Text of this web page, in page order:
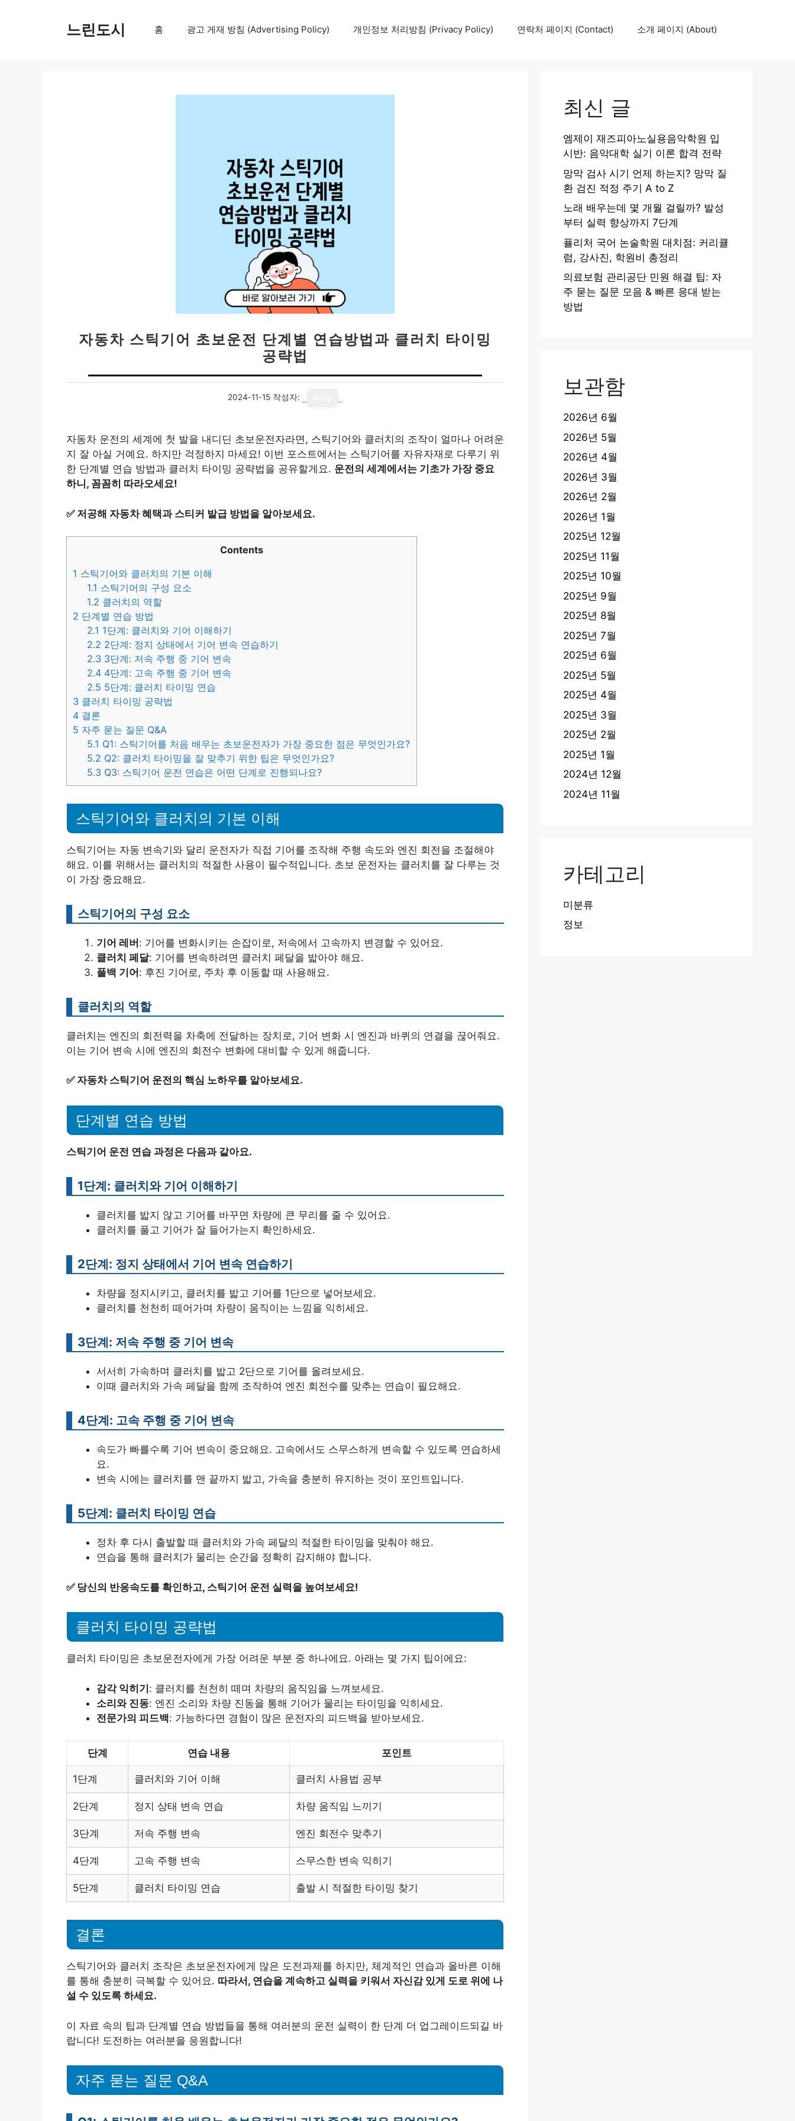
느린도시 홈 광고 게재 방침 (Advertising Policy) 개인정보 처리방침 (Privacy Policy) 연락처 페이지 (Contact) 소개 페이지 (About)
자동차 스틱기어 초보운전 단계별 연습방법과 클러치 타이밍
공략법
2024-11-15 작성자:
자동차 운전의 세계에 첫 발을 내디딘 초보운전자라면, 스틱기어와 클러치의 조작이 얼마나 어려운
지 잘 아실 거예요. 하지만 걱정하지 마세요! 이번 포스트에서는 스틱기어를 자유자재로 다루기 위
한 단계별 연습 방법과 클러치 타이밍 공략법을 공유할게요. 운전의 세계에서는 기초가 가장 중요
하니, 꼼꼼히 따라오세요!
✅ 저공해 자동차 혜택과 스티커 발급 방법을 알아보세요.
Contents
1 스틱기어와 클러치의 기본 이해
1.1 스틱기어의 구성 요소
1.2 클러치의 역할
2 단계별 연습 방법
2.1 1단계: 클러치와 기어 이해하기
2.2 2단계: 정지 상태에서 기어 변속 연습하기
2.3 3단계: 저속 주행 중 기어 변속
2.4 4단계: 고속 주행 중 기어 변속
2.5 5단계: 클러치 타이밍 연습
3 클러치 타이밍 공략법
4 결론
5 자주 묻는 질문 Q&A
5.1 Q1: 스틱기어를 처음 배우는 초보운전자가 가장 중요한 점은 무엇인가요?
5.2 Q2: 클러치 타이밍을 잘 맞추기 위한 팁은 무엇인가요?
5.3 Q3: 스틱기어 운전 연습은 어떤 단계로 진행되나요?
스틱기어와 클러치의 기본 이해
스틱기어는 자동 변속기와 달리 운전자가 직접 기어를 조작해 주행 속도와 엔진 회전을 조절해야
해요. 이를 위해서는 클러치의 적절한 사용이 필수적입니다. 초보 운전자는 클러치를 잘 다루는 것
이 가장 중요해요.
스틱기어의 구성 요소
기어 레버: 기어를 변화시키는 손잡이로, 저속에서 고속까지 변경할 수 있어요.
클러치 페달: 기어를 변속하려면 클러치 페달을 밟아야 해요.
풀백 기어: 후진 기어로, 주차 후 이동할 때 사용해요.
클러치의 역할
클러치는 엔진의 회전력을 차축에 전달하는 장치로, 기어 변화 시 엔진과 바퀴의 연결을 끊어줘요.
이는 기어 변속 시에 엔진의 회전수 변화에 대비할 수 있게 해줍니다.
✅ 자동차 스틱기어 운전의 핵심 노하우를 알아보세요.
단계별 연습 방법
스틱기어 운전 연습 과정은 다음과 같아요.
1단계: 클러치와 기어 이해하기
클러치를 밟지 않고 기어를 바꾸면 차량에 큰 무리를 줄 수 있어요.
클러치를 풀고 기어가 잘 들어가는지 확인하세요.
2단계: 정지 상태에서 기어 변속 연습하기
차량을 정지시키고, 클러치를 밟고 기어를 1단으로 넣어보세요.
클러치를 천천히 떼어가며 차량이 움직이는 느낌을 익히세요.
3단계: 저속 주행 중 기어 변속
서서히 가속하며 클러치를 밟고 2단으로 기어를 올려보세요.
이때 클러치와 가속 페달을 함께 조작하여 엔진 회전수를 맞추는 연습이 필요해요.
4단계: 고속 주행 중 기어 변속
속도가 빠를수록 기어 변속이 중요해요. 고속에서도 스무스하게 변속할 수 있도록 연습하세
요.
변속 시에는 클러치를 맨 끝까지 밟고, 가속을 충분히 유지하는 것이 포인트입니다.
5단계: 클러치 타이밍 연습
정차 후 다시 출발할 때 클러치와 가속 페달의 적절한 타이밍을 맞춰야 해요.
연습을 통해 클러치가 물리는 순간을 정확히 감지해야 합니다.
✅ 당신의 반응속도를 확인하고, 스틱기어 운전 실력을 높여보세요!
클러치 타이밍 공략법
클러치 타이밍은 초보운전자에게 가장 어려운 부분 중 하나에요. 아래는 몇 가지 팁이에요:
감각 익히기: 클러치를 천천히 떼며 차량의 움직임을 느껴보세요.
소리와 진동: 엔진 소리와 차량 진동을 통해 기어가 물리는 타이밍을 익히세요.
전문가의 피드백: 가능하다면 경험이 많은 운전자의 피드백을 받아보세요.
단계 연습 내용 포인트
1단계 클러치와 기어 이해 클러치 사용법 공부
2단계 정지 상태 변속 연습 차량 움직임 느끼기
3단계 저속 주행 변속 엔진 회전수 맞추기
4단계 고속 주행 변속 스무스한 변속 익히기
5단계 클러치 타이밍 연습 출발 시 적절한 타이밍 찾기
결론
스틱기어와 클러치 조작은 초보운전자에게 많은 도전과제를 하지만, 체계적인 연습과 올바른 이해
를 통해 충분히 극복할 수 있어요. 따라서, 연습을 계속하고 실력을 키워서 자신감 있게 도로 위에 나
설 수 있도록 하세요.
이 자료 속의 팁과 단계별 연습 방법들을 통해 여러분의 운전 실력이 한 단계 더 업그레이드되길 바
랍니다! 도전하는 여러분을 응원합니다!
자주 묻는 질문 Q&A
최신 글
엠제이 재즈피아노실용음악학원 입
시반: 음악대학 실기 이론 합격 전략
망막 검사 시기 언제 하는지? 망막 질
환 검진 적정 주기 A to Z
노래 배우는데 몇 개월 걸릴까? 발성
부터 실력 향상까지 7단계
퓰리처 국어 논술학원 대치점: 커리큘
럼, 강사진, 학원비 총정리
의료보험 관리공단 민원 해결 팁: 자
주 묻는 질문 모음 & 빠른 응대 받는
방법
보관함
2026년 6월
2026년 5월
2026년 4월
2026년 3월
2026년 2월
2026년 1월
2025년 12월
2025년 11월
2025년 10월
2025년 9월
2025년 8월
2025년 7월
2025년 6월
2025년 5월
2025년 4월
2025년 3월
2025년 2월
2025년 1월
2024년 12월
2024년 11월
카테고리
미분류
정보